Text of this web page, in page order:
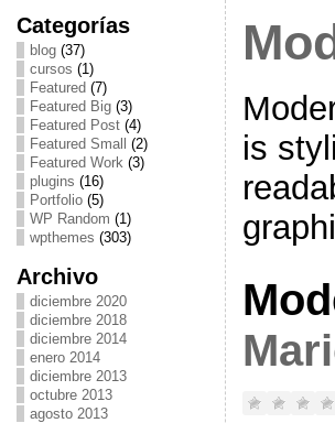
Categorías
blog(37)
cursos (1)
Featured (7)
Featured Big(3)
Featured Post(4)
Featured Small
(2)
Featured Work(3)
plugins (16)
Portfolio(5)
WP Random (1)
wpthemes (303)
Archivo
diciembre 2020
diciembre 2018
diciembre 2014
enero 2014
diciembre 2013
octubre 2013
agosto 2013
is